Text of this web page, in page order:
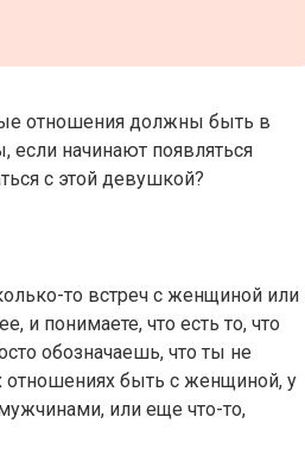
отношения должны быть в
начинают появляться
с этой девушкой?
то встреч с женщиной или
и понимаете, что есть то, что
обозначаешь, что ты не
отношениях быть с женщиной, у
или еще что-то,